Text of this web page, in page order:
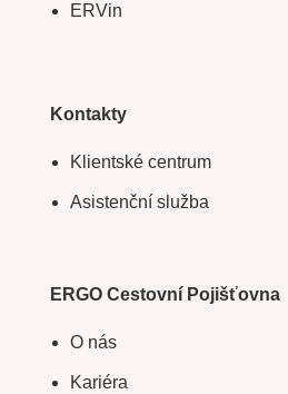
ERVin
Kontakty
Klientské centrum
Asistenční služba
ERGO Cestovní Pojišťovna
O nás
Kariéra